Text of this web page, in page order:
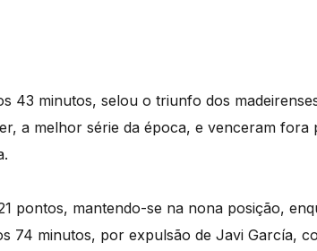
43 minutos, selou o triunfo dos
a melhor série da época, e venceram fora
pontos, mantendo-se na nona posição,
74 minutos, por expulsão de Javi García,